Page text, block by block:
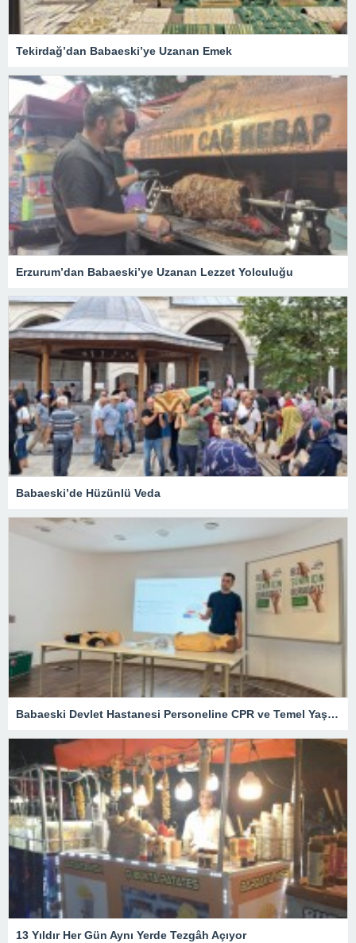
Tekirdağ’dan Babaeski’ye Uzanan Emek
Erzurum’dan Babaeski’ye Uzanan Lezzet Yolculuğu
Babaeski’de Hüzünlü Veda
Babaeski Devlet Hastanesi Personeline CPR ve Temel Yaşam Desteği Eğitimi
13 Yıldır Her Gün Aynı Yerde Tezgâh Açıyor